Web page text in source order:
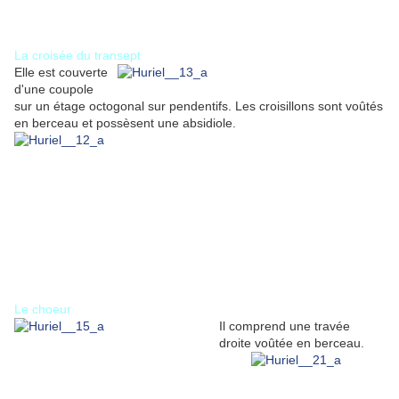
La croisée du transept
Elle est couverte
d'une coupole
sur un étage octogonal sur pendentifs. Les croisillons sont voûtés
en berceau et possèsent une absidiole.
Le choeur
Il comprend une travée
droite voûtée en berceau.